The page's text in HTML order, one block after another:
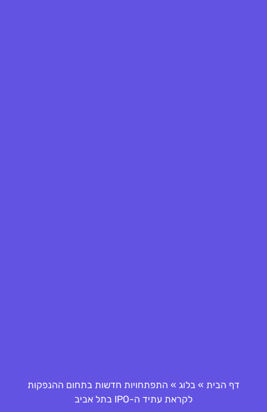
דף הבית » בלוג » התפתחויות חדשות בתחום ההנפקות
לקראת עתיד ה-IPO בתל אביב